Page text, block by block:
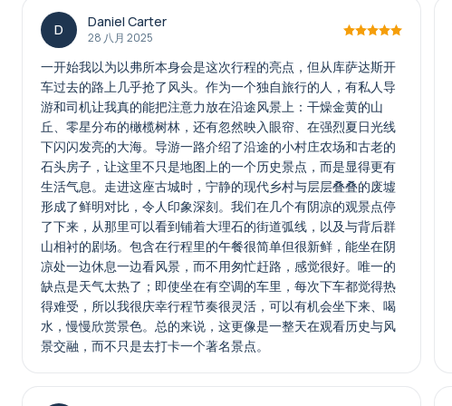
D Daniel Carter
28 八月 2025
一开始我以为以弗所本身会是这次行程的亮点，但从库萨达斯开
车过去的路上几乎抢了风头。作为一个独自旅行的人，有私人导
游和司机让我真的能把注意力放在沿途风景上：干燥金黄的山
丘、零星分布的橄榄树林，还有忽然映入眼帘、在强烈夏日光线
下闪闪发亮的大海。导游一路介绍了沿途的小村庄农场和古老的
石头房子，让这里不只是地图上的一个历史景点，而是显得更有
生活气息。走进这座古城时，宁静的现代乡村与层层叠叠的废墟
形成了鲜明对比，令人印象深刻。我们在几个有阴凉的观景点停
了下来，从那里可以看到铺着大理石的街道弧线，以及与背后群
山相衬的剧场。包含在行程里的午餐很简单但很新鲜，能坐在阴
凉处一边休息一边看风景，而不用匆忙赶路，感觉很好。唯一的
缺点是天气太热了；即使坐在有空调的车里，每次下车都觉得热
得难受，所以我很庆幸行程节奏很灵活，可以有机会坐下来、喝
水，慢慢欣赏景色。总的来说，这更像是一整天在观看历史与风
景交融，而不只是去打卡一个著名景点。